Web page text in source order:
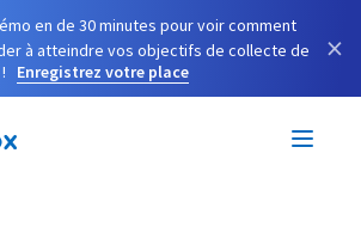
en de 30 minutes pour voir comment
à atteindre vos objectifs de collecte de
Enregistrez votre place
×